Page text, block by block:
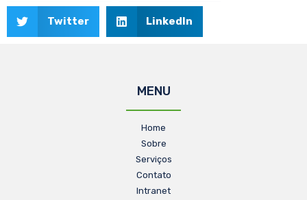
Twitter LinkedIn
MENU
Home
Sobre
Serviços
Contato
Intranet